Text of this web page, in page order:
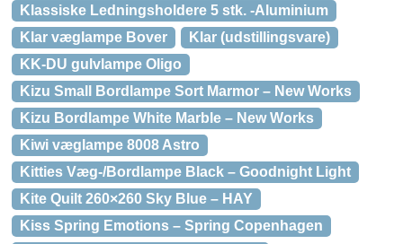
Klassiske Ledningsholdere 5 stk. -Aluminium
Klar væglampe Bover
Klar (udstillingsvare)
KK-DU gulvlampe Oligo
Kizu Small Bordlampe Sort Marmor – New Works
Kizu Bordlampe White Marble – New Works
Kiwi væglampe 8008 Astro
Kitties Væg-/Bordlampe Black – Goodnight Light
Kite Quilt 260×260 Sky Blue – HAY
Kiss Spring Emotions – Spring Copenhagen